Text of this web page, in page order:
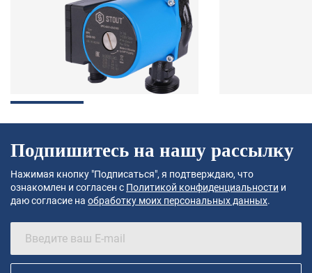
Подпишитесь на нашу рассылку
Нажимая кнопку "Подписаться", я подтверждаю, что
ознакомлен и согласен с Политикой конфиденциальности и
даю согласие на обработку моих персональных данных.